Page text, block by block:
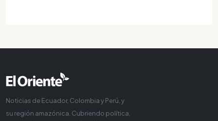
Noticias de Ecuador, Colombia y Perú, y
su región amazónica. Cubriendo política,